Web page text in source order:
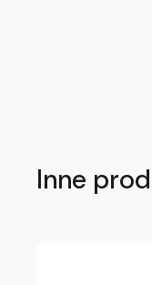
Inne